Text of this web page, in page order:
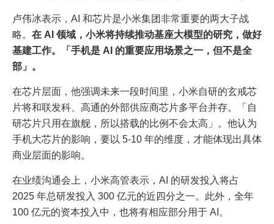
卢伟冰表示，AI 和芯片是小米集团非常重要的两大子战
略。 在 AI 领域，小米将持续推动基座大模型的研究，做好
基建工作。「手机是 AI 的重要应用场景之一，但不是全
部」。
在芯片层面，他强调未来一段时间里，小米自研的玄戒芯
片将和联发科、高通的外部供应商芯片多平台并存。「自
研芯片只用在旗舰，所以搭载的比例不会太高」。他认为
手机大芯片的影响，要以 5-10 年的维度，才能体现出具体
商业层面的影响。
在业绩沟通会上，小米高管表示，AI 的研发投入将占
2025 年总研发投入 300 亿元的近四分之一。此外，全年
100 亿元的资本投入中，也将有相应部分用于 AI。